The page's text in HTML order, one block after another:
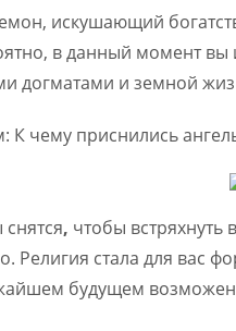
искушающий
в данный момент
догматами и земной
К чему приснились
, чтобы
Религия стала для вас
будущем